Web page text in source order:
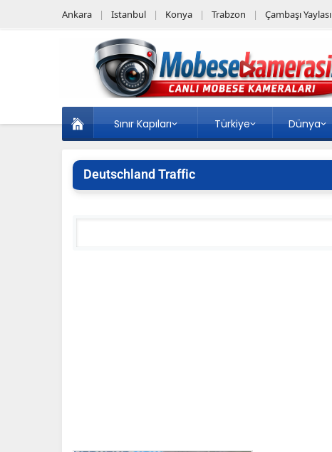
Ankara Istanbul Konya Trabzon Çambaşı Yaylası
Sınır Kapıları Türkiye Dünya
Deutschland Traffic